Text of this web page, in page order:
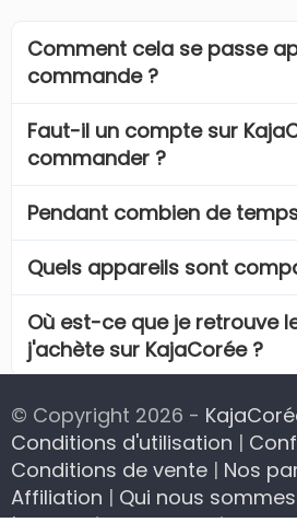
Comment cela se passe
commande ?
Faut-il un compte sur
commander ?
Pendant combien de
Quels appareils sont
Où est-ce que je retrouve
j'achète sur KajaCorée ?
© Copyright 2026 -
Conditions d'utilisation |
Conditions de vente | Nos
Affiliation | Qui nous sommes